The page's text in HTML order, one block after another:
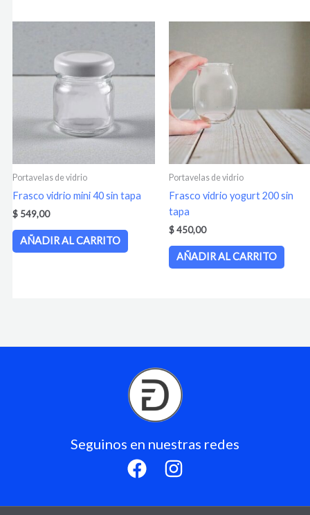
Portavelas de vidrio
Frasco vidrio mini 40 sin tapa
$549,00
AÑADIR AL CARRITO
Portavelas de vidrio
Frasco vidrio yogurt 200 sin
tapa
$450,00
AÑADIR AL CARRITO
Seguinos en nuestras redes